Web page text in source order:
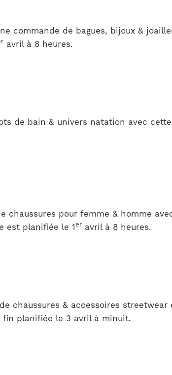
commande de bagues, bijoux &
avril à 8 heures.
de bain & univers natation avec
chaussures pour femme & homme
est planifiée le 1er avril à 8 heures.
chaussures & accessoires
fin planifiée le 3 avril à minuit.